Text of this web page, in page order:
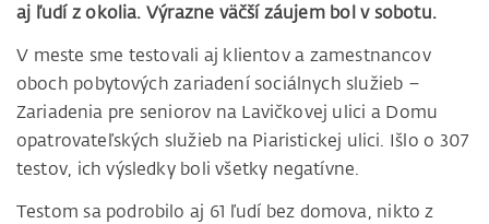
aj ľudí z okolia. Výrazne väčší záujem bol v sobotu.
V meste sme testovali aj klientov a zamestnancov
oboch pobytových zariadení sociálnych služieb –
Zariadenia pre seniorov na Lavičkovej ulici a Domu
opatrovateľských služieb na Piaristickej ulici. Išlo o 307
testov, ich výsledky boli všetky negatívne.
Testom sa podrobilo aj 61 ľudí bez domova, nikto z